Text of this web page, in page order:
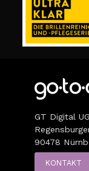
GT Digital
90478
KONTAKT